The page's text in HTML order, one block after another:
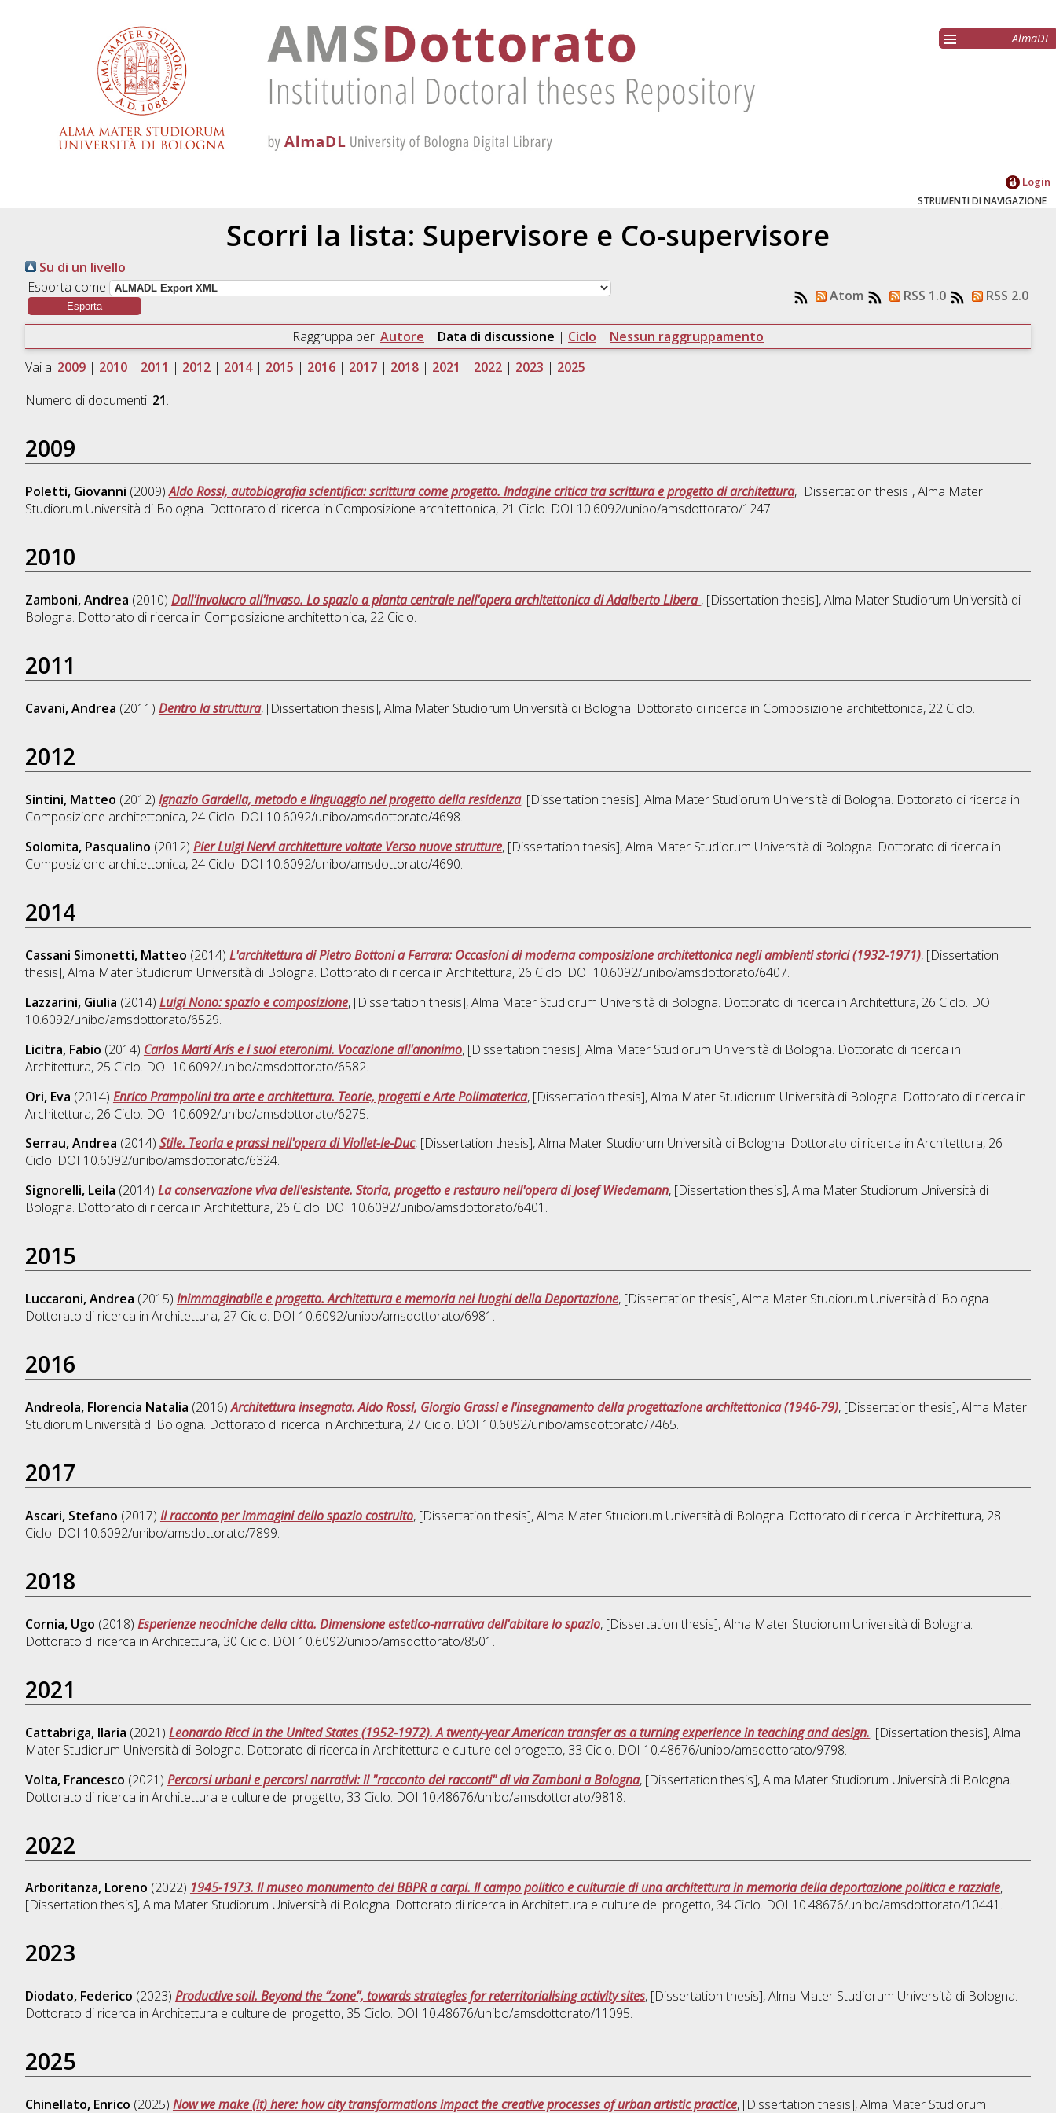
AlmaDL
Login
STRUMENTI DI NAVIGAZIONE
Scorri la lista: Supervisore e Co-supervisore
Su di un livello
Esporta come
Atom RSS 1.0 RSS 2.0
Raggruppa per: Autore | Data di discussione | Ciclo | Nessun raggruppamento
Vai a: 2009| 2010| 2011 | 2012| 2014| 2015 | 2016| 2017| 2018| 2021 | 2022| 2023 | 2025
Numero di documenti: 21.
2009
Poletti, Giovanni (2009)Aldo Rossi, autobiografia scientifica: scrittura come progetto. Indagine critica tra scrittura e progetto di architettura, [Dissertation thesis], Alma Mater
Studiorum Università di Bologna. Dottorato di ricerca in Composizione architettonica, 21 Ciclo. DOI 10.6092/unibo/amsdottorato/1247.
2010
Zamboni, Andrea (2010) Dall'involucro all'invaso. Lo spazio a pianta centrale nell'opera architettonica di Adalberto Libera, [Dissertation thesis], Alma Mater Studiorum Università di
Bologna. Dottorato di ricerca in Composizione architettonica, 22 Ciclo.
2011
Cavani, Andrea (2011) Dentro la struttura, [Dissertation thesis], Alma Mater Studiorum Università di Bologna. Dottorato di ricerca in Composizione architettonica, 22 Ciclo.
2012
Sintini, Matteo (2012) Ignazio Gardella, metodo e linguaggio nel progetto della residenza, [Dissertation thesis], Alma Mater Studiorum Università di Bologna. Dottorato di ricerca in
Composizione architettonica, 24 Ciclo. DOI 10.6092/unibo/amsdottorato/4698.
Solomita, Pasqualino (2012) Pier Luigi Nervi architetture voltate Verso nuove strutture, [Dissertation thesis], Alma Mater Studiorum Università di Bologna. Dottorato di ricerca in
Composizione architettonica, 24 Ciclo. DOI 10.6092/unibo/amsdottorato/4690.
2014
Cassani Simonetti, Matteo (2014) L'architettura di Pietro Bottoni a Ferrara: Occasioni di moderna composizione architettonica negli ambienti storici (1932-1971), [Dissertation
thesis], Alma Mater Studiorum Università di Bologna. Dottorato di ricerca in Architettura, 26 Ciclo. DOI 10.6092/unibo/amsdottorato/6407.
Lazzarini, Giulia (2014) Luigi Nono: spazio e composizione, [Dissertation thesis], Alma Mater Studiorum Università di Bologna. Dottorato di ricerca in Architettura, 26 Ciclo. DOI
10.6092/unibo/amsdottorato/6529.
Licitra, Fabio (2014) Carlos Martí Arís e i suoi eteronimi. Vocazione all'anonimo, [Dissertation thesis], Alma Mater Studiorum Università di Bologna. Dottorato di ricerca in
Architettura, 25 Ciclo. DOI 10.6092/unibo/amsdottorato/6582.
Ori, Eva (2014) Enrico Prampolini tra arte e architettura. Teorie, progetti e Arte Polimaterica, [Dissertation thesis], Alma Mater Studiorum Università di Bologna. Dottorato di ricerca in
Architettura, 26 Ciclo. DOI 10.6092/unibo/amsdottorato/6275.
Serrau, Andrea (2014) Stile. Teoria e prassi nell'opera di Viollet-le-Duc, [Dissertation thesis], Alma Mater Studiorum Università di Bologna. Dottorato di ricerca in Architettura, 26
Ciclo. DOI 10.6092/unibo/amsdottorato/6324.
Signorelli, Leila (2014) La conservazione viva dell'esistente. Storia, progetto e restauro nell'opera di Josef Wiedemann, [Dissertation thesis], Alma Mater Studiorum Università di
Bologna. Dottorato di ricerca in Architettura, 26 Ciclo. DOI 10.6092/unibo/amsdottorato/6401.
2015
Luccaroni, Andrea (2015) Inimmaginabile e progetto. Architettura e memoria nei luoghi della Deportazione, [Dissertation thesis], Alma Mater Studiorum Università di Bologna.
Dottorato di ricerca in Architettura, 27 Ciclo. DOI 10.6092/unibo/amsdottorato/6981.
2016
Andreola, Florencia Natalia (2016)Architettura insegnata. Aldo Rossi, Giorgio Grassi e l'insegnamento della progettazione architettonica (1946-79), [Dissertation thesis], Alma Mater
Studiorum Università di Bologna. Dottorato di ricerca in Architettura, 27 Ciclo. DOI 10.6092/unibo/amsdottorato/7465.
2017
Ascari, Stefano (2017) Il racconto per immagini dello spazio costruito, [Dissertation thesis], Alma Mater Studiorum Università di Bologna. Dottorato di ricerca in Architettura, 28
Ciclo. DOI 10.6092/unibo/amsdottorato/7899.
2018
Cornia, Ugo (2018) Esperienze neociniche della citta. Dimensione estetico-narrativa dell'abitare lo spazio, [Dissertation thesis], Alma Mater Studiorum Università di Bologna.
Dottorato di ricerca in Architettura, 30 Ciclo. DOI 10.6092/unibo/amsdottorato/8501.
2021
Cattabriga, Ilaria (2021) Leonardo Ricci in the United States (1952-1972). A twenty-year American transfer as a turning experience in teaching and design., [Dissertation thesis], Alma
Mater Studiorum Università di Bologna. Dottorato di ricerca in Architettura e culture del progetto, 33 Ciclo. DOI 10.48676/unibo/amsdottorato/9798.
Volta, Francesco (2021) Percorsi urbani e percorsi narrativi: il "racconto dei racconti" di via Zamboni a Bologna, [Dissertation thesis], Alma Mater Studiorum Università di Bologna.
Dottorato di ricerca in Architettura e culture del progetto, 33 Ciclo. DOI 10.48676/unibo/amsdottorato/9818.
2022
Arboritanza, Loreno (2022) 1945-1973. Il museo monumento dei BBPR a carpi. Il campo politico e culturale di una architettura in memoria della deportazione politica e razziale,
[Dissertation thesis], Alma Mater Studiorum Università di Bologna. Dottorato di ricerca in Architettura e culture del progetto, 34 Ciclo. DOI 10.48676/unibo/amsdottorato/10441.
2023
Diodato, Federico (2023) Productive soil. Beyond the “zone”, towards strategies for reterritorialising activity sites, [Dissertation thesis], Alma Mater Studiorum Università di Bologna.
Dottorato di ricerca in Architettura e culture del progetto, 35 Ciclo. DOI 10.48676/unibo/amsdottorato/11095.
2025
Chinellato, Enrico (2025) Now we make (it) here: how city transformations impact the creative processes of urban artistic practice, [Dissertation thesis], Alma Mater Studiorum